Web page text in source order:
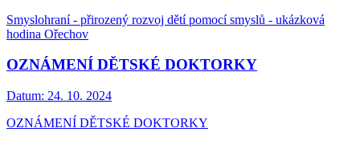
Smyslohraní - přirozený rozvoj dětí pomocí smyslů - ukázková
hodina Ořechov
OZNÁMENÍ DĚTSKÉ DOKTORKY
Datum: 24. 10. 2024
OZNÁMENÍ DĚTSKÉ DOKTORKY